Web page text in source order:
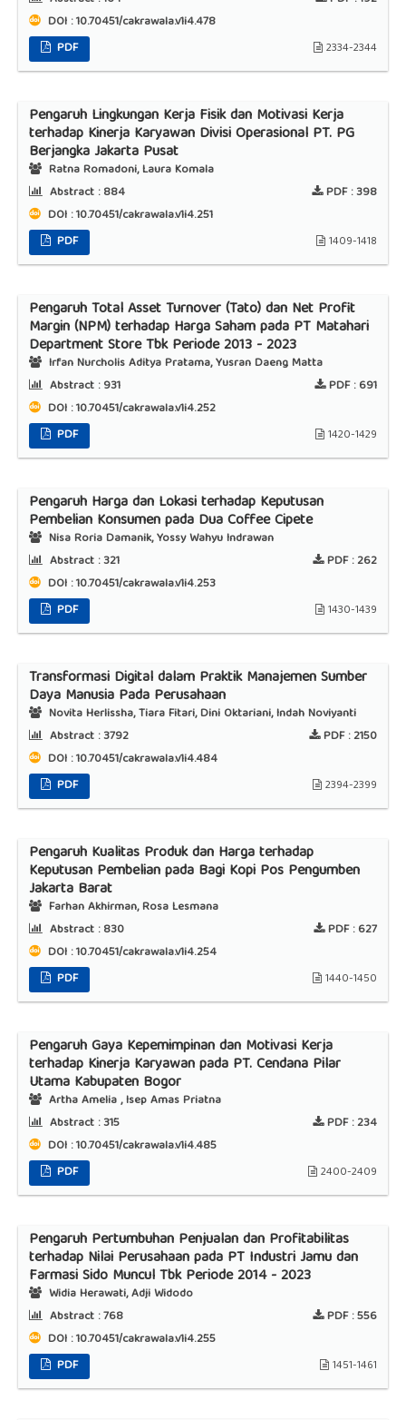
DOI : 10.70451/cakrawala.v1i4.478
PDF
2334-2344
Pengaruh Lingkungan Kerja Fisik dan Motivasi Kerja
terhadap Kinerja Karyawan Divisi Operasional PT. PG
Berjangka Jakarta Pusat
Ratna Romadoni, Laura Komala
Abstract :884 PDF :398
DOI : 10.70451/cakrawala.v1i4.251
PDF
1409-1418
Pengaruh Total Asset Turnover (Tato) dan Net Profit
Margin (NPM) terhadap Harga Saham pada PT Matahari
Department Store Tbk Periode 2013 - 2023
Irfan Nurcholis Aditya Pratama, Yusran Daeng Matta
Abstract :931 PDF :691
DOI : 10.70451/cakrawala.v1i4.252
PDF
1420-1429
Pengaruh Harga dan Lokasi terhadap Keputusan
Pembelian Konsumen pada Dua Coffee Cipete
Nisa Roria Damanik, Yossy Wahyu Indrawan
Abstract :321 PDF :262
DOI : 10.70451/cakrawala.v1i4.253
PDF
1430-1439
Transformasi Digital dalam Praktik Manajemen Sumber
Daya Manusia Pada Perusahaan
Novita Herlissha, Tiara Fitari, Dini Oktariani, Indah Noviyanti
Abstract :3792 PDF :2150
DOI : 10.70451/cakrawala.v1i4.484
PDF
2394-2399
Pengaruh Kualitas Produk dan Harga terhadap
Keputusan Pembelian pada Bagi Kopi Pos Pengumben
Jakarta Barat
Farhan Akhirman, Rosa Lesmana
Abstract :830 PDF :627
DOI : 10.70451/cakrawala.v1i4.254
PDF
1440-1450
Pengaruh Gaya Kepemimpinan dan Motivasi Kerja
terhadap Kinerja Karyawan pada PT. Cendana Pilar
Utama Kabupaten Bogor
Artha Amelia , Isep Amas Priatna
Abstract :315 PDF :234
DOI : 10.70451/cakrawala.v1i4.485
PDF
2400-2409
Pengaruh Pertumbuhan Penjualan dan Profitabilitas
terhadap Nilai Perusahaan pada PT Industri Jamu dan
Farmasi Sido Muncul Tbk Periode 2014 - 2023
Widia Herawati, Adji Widodo
Abstract :768 PDF :556
DOI : 10.70451/cakrawala.v1i4.255
PDF
1451-1461